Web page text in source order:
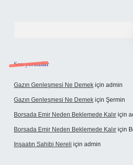
Son yorumlar
Gazın Genleşmesi Ne Demek için admin
Gazın Genleşmesi Ne Demek için Şermin
Borsada Emir Neden Beklemede Kalır için
Borsada Emir Neden Beklemede Kalır için
Inşaatın Sahibi Nereli için admin